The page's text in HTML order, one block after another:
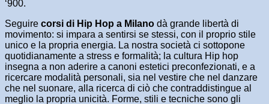
‘900.
Seguire corsi di Hip Hop a Milano dà grande libertà di
movimento: si impara a sentirsi se stessi, con il proprio stile
unico e la propria energia. La nostra società ci sottopone
quotidianamente a stress e formalità; la cultura Hip hop
insegna a non aderire a canoni estetici preconfezionati, e a
ricercare modalità personali, sia nel vestire che nel danzare
che nel suonare, alla ricerca di ciò che contraddistingue al
meglio la propria unicità. Forme, stili e tecniche sono gli